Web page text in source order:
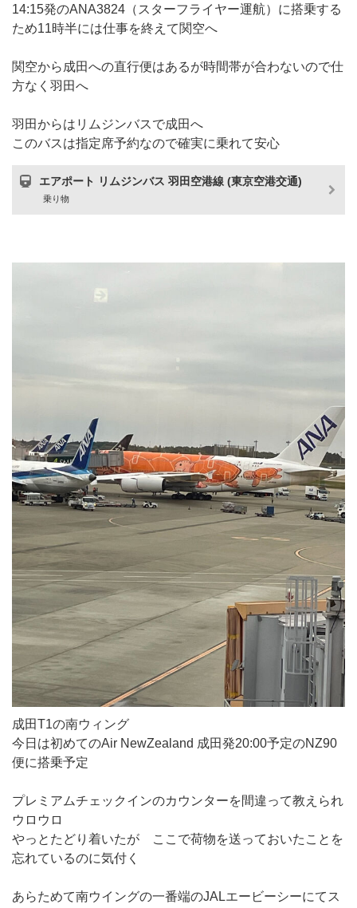
14:15発のANA3824（スターフライヤー運航）に搭乗する
ため11時半には仕事を終えて関空へ
関空から成田への直行便はあるが時間帯が合わないので仕
方なく羽田へ
羽田からはリムジンバスで成田へ
このバスは指定席予約なので確実に乗れて安心
エアポート リムジンバス 羽田空港線 (東京空港交通)
乗り物
成田T1の南ウィング
今日は初めてのAir NewZealand 成田発20:00予定のNZ90
便に搭乗予定
プレミアムチェックインのカウンターを間違って教えられ
ウロウロ
やっとたどり着いたが ここで荷物を送っておいたことを
忘れているのに気付く
あらためて南ウイングの一番端のJALエービーシーにてス